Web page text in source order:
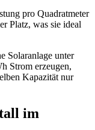
pro Quadratmeter
Platz, was sie ideal
Solaranlage unter
Strom erzeugen,
Kapazität nur
im